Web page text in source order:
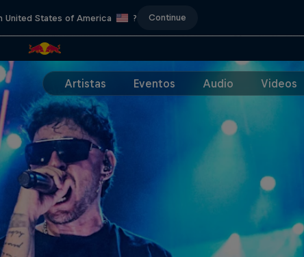
United States of America ? Continue
Artistas Eventos Audio Videos